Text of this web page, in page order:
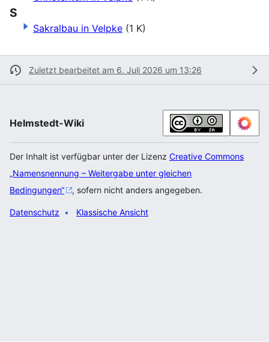
S
Sakralbau in Velpke (1 K)
Zuletzt bearbeitet am 6. Juli 2026 um 13:26
Helmstedt-Wiki
Der Inhalt ist verfügbar unter der Lizenz Creative Commons
„Namensnennung – Weitergabe unter gleichen
Bedingungen“
, sofern nicht anders angegeben.
Datenschutz Klassische Ansicht